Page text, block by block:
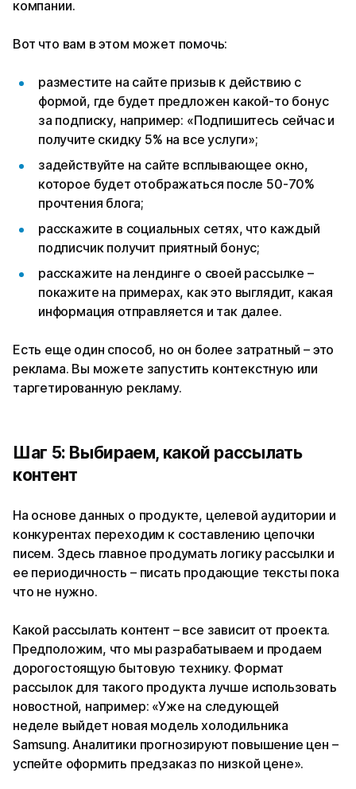
компании.
Вот что вам в этом может помочь:
разместите на сайте призыв к действию с
формой, где будет предложен какой-то бонус
за подписку, например: «Подпишитесь сейчас и
получите скидку 5% на все услуги»;
задействуйте на сайте всплывающее окно,
которое будет отображаться после 50-70%
прочтения блога;
расскажите в социальных сетях, что каждый
подписчик получит приятный бонус;
расскажите на лендинге о своей рассылке –
покажите на примерах, как это выглядит, какая
информация отправляется и так далее.
Есть еще один способ, но он более затратный – это
реклама. Вы можете запустить контекстную или
таргетированную рекламу.
Шаг 5: Выбираем, какой рассылать
контент
На основе данных о продукте, целевой аудитории и
конкурентах переходим к составлению цепочки
писем. Здесь главное продумать логику рассылки и
ее периодичность – писать продающие тексты пока
что не нужно.
Какой рассылать контент – все зависит от проекта.
Предположим, что мы разрабатываем и продаем
дорогостоящую бытовую технику. Формат
рассылок для такого продукта лучше использовать
новостной, например: «Уже на следующей
неделе выйдет новая модель холодильника
Samsung. Аналитики прогнозируют повышение цен –
успейте оформить предзаказ по низкой цене».